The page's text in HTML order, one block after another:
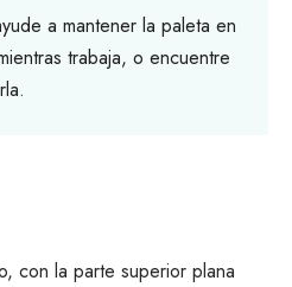
a mantener la paleta en
trabaja, o encuentre
con la parte superior plana